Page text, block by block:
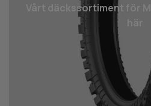
Vårt däcks­sortiment för